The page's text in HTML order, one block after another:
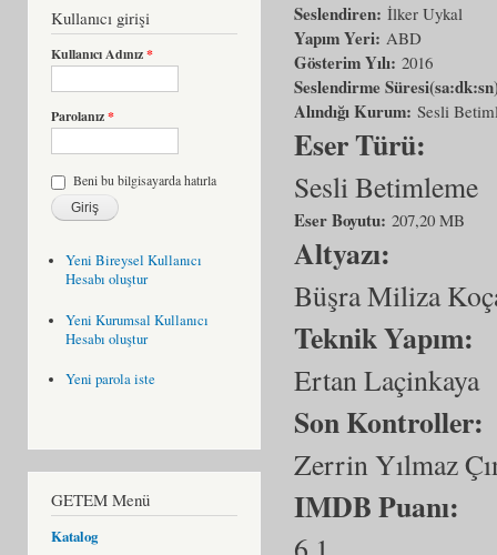
Kullanıcı girişi
Kullanıcı Adınız*
Parolanız*
Beni bu bilgisayarda hatırla
Yeni Bireysel Kullanıcı
Hesabı oluştur
Yeni Kurumsal Kullanıcı
Hesabı oluştur
Yeni parola iste
GETEM Menü
Katalog
Seslendiren: İlker Uykal
Yapım Yeri: ABD
Gösterim Yılı: 2016
Seslendirme
Alındığı Kurum: Sesli
Eser Türü:
Sesli Betimleme
Eser Boyutu: 207,20 MB
Altyazı:
Büşra Miliza
Teknik Yapım:
Ertan Laçinkaya
Son Kontroller:
Zerrin Yılmaz
IMDB Puanı: